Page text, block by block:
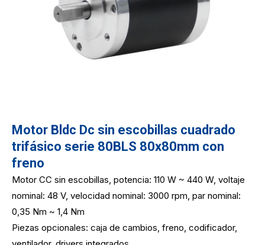
Motor Bldc Dc sin escobillas cuadrado
trifásico serie 80BLS 80x80mm con
freno
Motor CC sin escobillas, potencia: 110 W ~ 440 W, voltaje
nominal: 48 V, velocidad nominal: 3000 rpm, par nominal:
0,35 Nm ~ 1,4 Nm
Piezas opcionales: caja de cambios, freno, codificador,